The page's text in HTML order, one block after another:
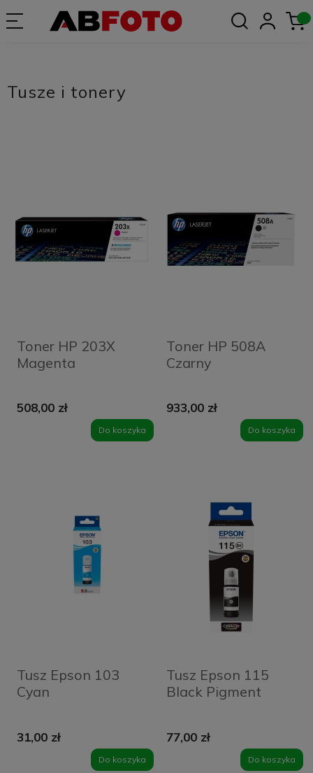
Tusze i tonery
Toner HP 203X
Magenta
508,00 zł
Do koszyka
Toner HP 508A
Czarny
933,00 zł
Do koszyka
Tusz Epson 103
Cyan
31,00 zł
Do koszyka
Tusz Epson 115
Black Pigment
77,00 zł
Do koszyka